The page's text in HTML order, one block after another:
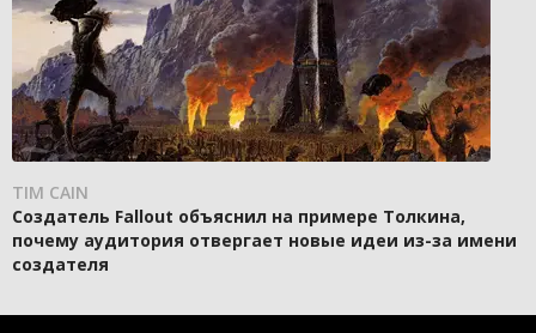
TIM CAIN
Создатель Fallout объяснил на примере Толкина,
почему аудитория отвергает новые идеи из-за имени
создателя